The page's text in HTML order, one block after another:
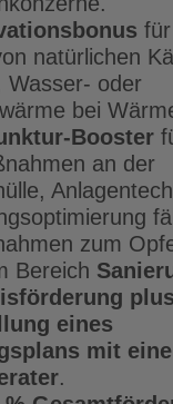
natürlichen
Wasser- oder
bei
Booster
an der
zum
Bereich
eines
mit
.